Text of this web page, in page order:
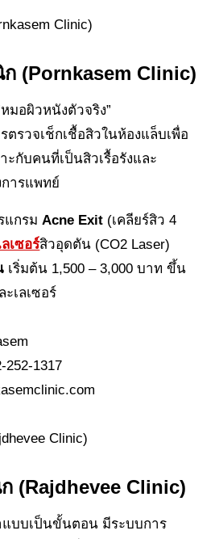
(Pornkasem Clinic)
มอผิวหนังตัวจริง”
ตรวจเช็กเชื้อสิวในห้องแล็บเพื่อ
ะกับคนที่เป็นสิวเรื้อรังและ
การแพทย์
แกรม Acne Exit (เคลียร์สิว 4
ลเซอร์สิวอุดตัน (CO2 Laser)
เริ่มต้น 1,500 – 3,000 บาท ขึ้น
เลเซอร์
252-1317
(Rajdhevee Clinic)
แบบเป็นขั้นตอน มีระบบการ